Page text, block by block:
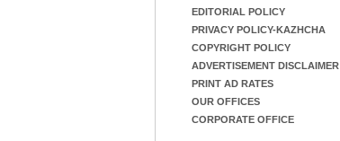
EDITORIAL POLICY
PRIVACY POLICY-KAZHCHA
COPYRIGHT POLICY
ADVERTISEMENT DISCLAIMER
PRINT AD RATES
OUR OFFICES
CORPORATE OFFICE